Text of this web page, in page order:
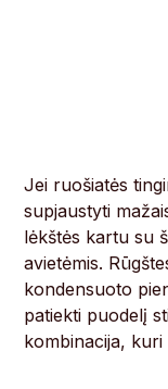
Jei ruošiatės
supjaustyti
lėkštės kartu su
avietėmis.
kondensuoto
patiekti puodelį
kombinacija, kuri